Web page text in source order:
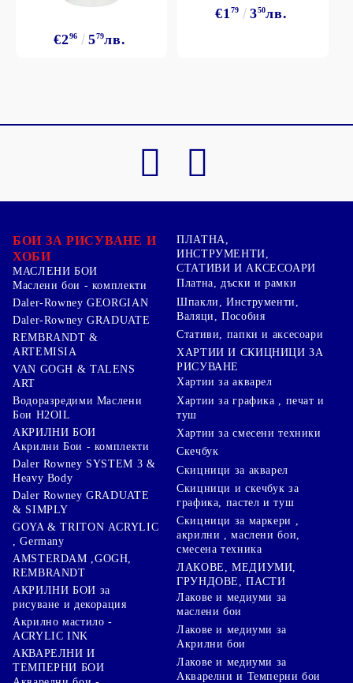
€296 579лв.
€1 79 350лв.
БОИ ЗА РИСУВАНЕ И
ХОБИ
МАСЛЕНИ БОИ
Маслени бои - комплекти
Daler-Rowney GEORGIAN
Daler-Rowney GRADUATE
REMBRANDT &
ARTEMISIA
VAN GOGH & TALENS
ART
Водоразредими Маслени
Бои H2OIL
АКРИЛНИ БОИ
Акрилни Бои - комплекти
Daler Rowney SYSTEM 3 &
Heavy Body
Daler Rowney GRADUATE
& SIMPLY
GOYA & TRITON АCRYLIC
, Germany
AMSTERDAM ,GOGH,
REMBRANDT
АКРИЛНИ БОИ за
рисуване и декорация
Акрилно мастило -
ACRYLIC INK
АКВАРЕЛНИ И
ТЕМПЕРНИ БОИ
ПЛАТНА,
ИНСТРУМЕНТИ,
СТАТИВИ И АКСЕСОАРИ
Платна, дъски и рамки
Шпакли, Инструменти,
Валяци, Пособия
Стативи, папки и аксесоари
ХАРТИИ И СКИЦНИЦИ ЗА
РИСУВАНЕ
Хартии за акварел
Хартии за графика , печат и
туш
Хартии за смесени техники
Скечбук
Скицници за акварел
Скицници и скечбук за
графика, пастел и туш
Скицници за маркери ,
акрилни , маслени бои,
смесена техника
ЛАКОВЕ, МЕДИУМИ,
ГРУНДОВЕ, ПАСТИ
Лакове и медиуми за
маслени бои
Лакове и медиуми за
Акрилни бои
Лакове и медиуми за
Акварелни и Темперни бои